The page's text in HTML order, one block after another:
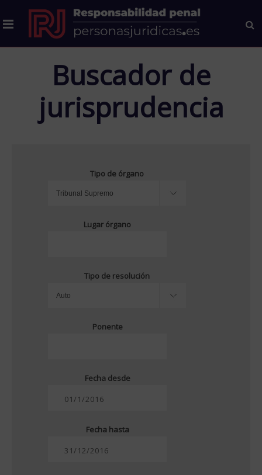
Buscador de
jurisprudencia
Tipo de órgano
Lugar órgano
Tipo de resolución
Ponente
Fecha desde
Fecha hasta